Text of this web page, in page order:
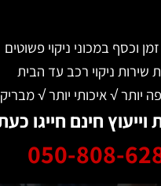
במכוני ניקוי פשוטים
ניקוי רכב עד הבית
√ איכותי יותר √ מבריק יותר
חינם חייגו כעת:
050-808-